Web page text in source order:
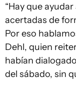
“Hay que
acertadas de
Por eso
Dehl, quien
habían
del sábado, sin